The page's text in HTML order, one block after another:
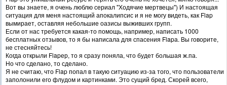
Вот вы знаете, я очень люблю сериал "Ходячие мертвецы") И настоящая
ситуация для меня настоящий апокалипсис и я не могу видеть, как Flap
вымирает, оставляя небольшие оазисы выживших групп.
Если от нас требуется какая-то помощь, например, написать 1000
бесплатных отзывов, то я бы написала для спасения Flapа. Вы говорите,
не стесняйтесь!
Когда открыли Flapер, то я сразу поняла, что будет большая ж.па.
Но что сделано, то сделано.
Я не считаю, что Flap попал в такую ситуацию из-за того, что пользователи
заполонили его флудом и картинками. Это сущий бред. Скорей всего,